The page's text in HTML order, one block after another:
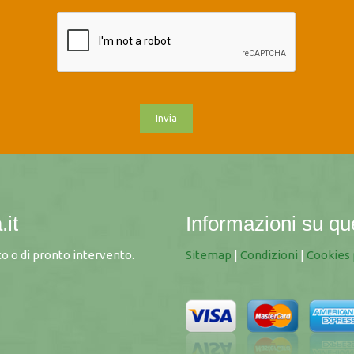
o di pronto intervento.
Informazioni su
Sitemap | Condizioni | Cookies